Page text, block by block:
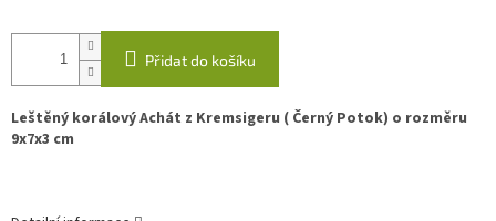
Přidat do košíku
Leštěný korálový Achát z Kremsigeru ( Černý Potok) o rozměru
9x7x3 cm